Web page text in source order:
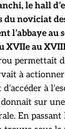
le hall
du noviciat
l’abbaye au
XVIIe au
permettait
à
à
sur
En passant